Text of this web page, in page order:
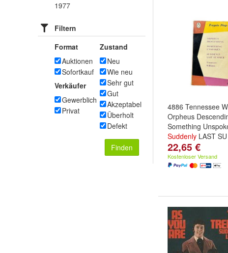
1977
Filtern
Format
Auktionen
Sofortkauf
Verkäufer
Gewerblich
Privat
Zustand
Neu
Wie neu
Sehr gut
Gut
Akzeptabel
Überholt
Defekt
Finden
4886 Tennessee
Orpheus
Something
Suddenly LAST SU
22,65 €
Kostenloser Versand